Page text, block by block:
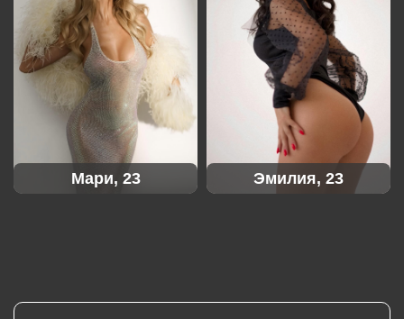
Мари, 23 Эмилия, 23